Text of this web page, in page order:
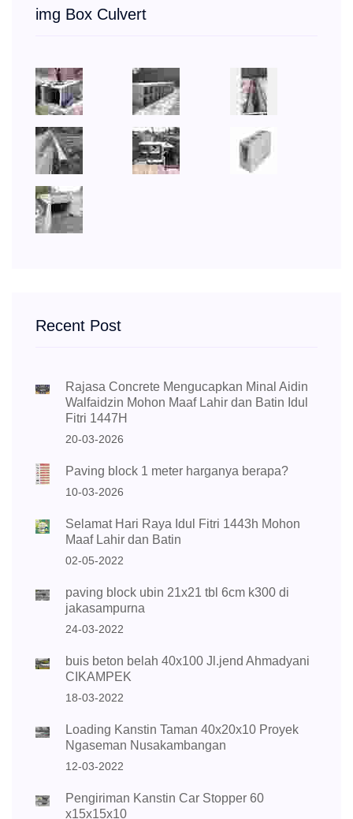
img Box Culvert
Recent Post
Rajasa Concrete Mengucapkan Minal Aidin
Walfaidzin Mohon Maaf Lahir dan Batin Idul
Fitri 1447H
20-03-2026
Paving block 1 meter harganya berapa?
10-03-2026
Selamat Hari Raya Idul Fitri 1443h Mohon
Maaf Lahir dan Batin
02-05-2022
paving block ubin 21x21 tbl 6cm k300 di
jakasampurna
24-03-2022
buis beton belah 40x100 Jl.jend Ahmadyani
CIKAMPEK
18-03-2022
Loading Kanstin Taman 40x20x10 Proyek
Ngaseman Nusakambangan
12-03-2022
Pengiriman Kanstin Car Stopper 60
x15x15x10